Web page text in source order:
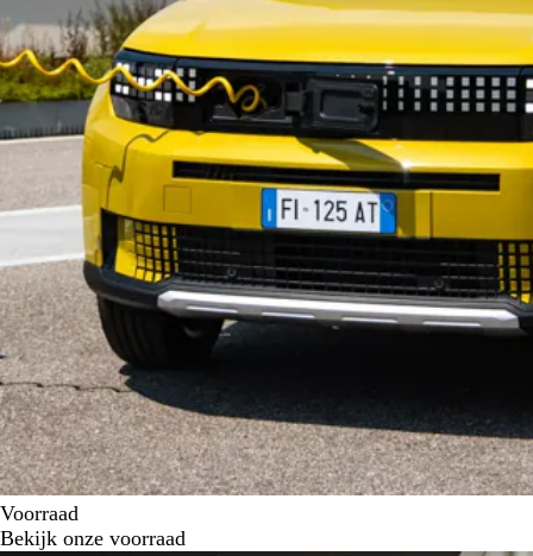
Voorraad
Bekijk onze voorraad